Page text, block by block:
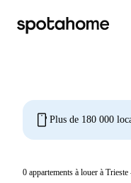
mobile Plus de 180 000
0 appartements à louer à